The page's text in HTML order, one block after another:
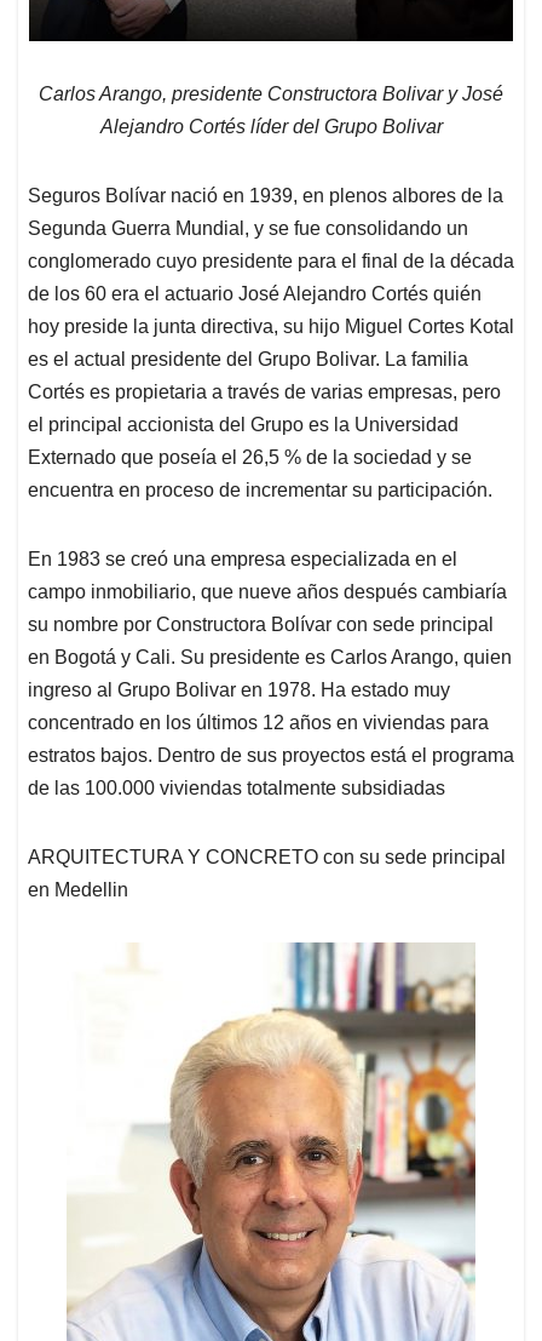
Carlos Arango, presidente Constructora Bolivar y José
Alejandro Cortés líder del Grupo Bolivar
Seguros Bolívar nació en 1939, en plenos albores de la
Segunda Guerra Mundial, y se fue consolidando un
conglomerado cuyo presidente para el final de la década
de los 60 era el actuario José Alejandro Cortés quién
hoy preside la junta directiva, su hijo Miguel Cortes Kotal
es el actual presidente del Grupo Bolivar. La familia
Cortés es propietaria a través de varias empresas, pero
el principal accionista del Grupo es la Universidad
Externado que poseía el 26,5 % de la sociedad y se
encuentra en proceso de incrementar su participación.
En 1983 se creó una empresa especializada en el
campo inmobiliario, que nueve años después cambiaría
su nombre por Constructora Bolívar con sede principal
en Bogotá y Cali. Su presidente es Carlos Arango, quien
ingreso al Grupo Bolivar en 1978. Ha estado muy
concentrado en los últimos 12 años en viviendas para
estratos bajos. Dentro de sus proyectos está el programa
de las 100.000 viviendas totalmente subsidiadas
ARQUITECTURA Y CONCRETO con su sede principal
en Medellin